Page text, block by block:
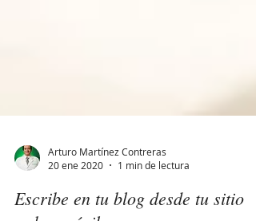
20 ene 2020
1 min de lectura